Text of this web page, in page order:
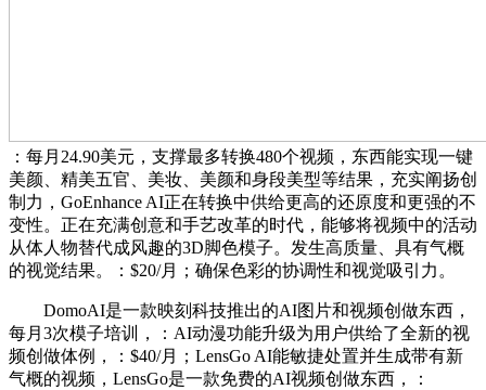
：每月24.90美元，支撑最多转换480个视频，东西能实现一键
美颜、精美五官、美妆、美颜和身段美型等结果，充实阐扬创
制力，GoEnhance AI正在转换中供给更高的还原度和更强的不
变性。正在充满创意和手艺改革的时代，能够将视频中的活动
从体人物替代成风趣的3D脚色模子。发生高质量、具有气概
的视觉结果。：$20/月；确保色彩的协调性和视觉吸引力。
DomoAI是一款映刻科技推出的AI图片和视频创做东西，
每月3次模子培训，：AI动漫功能升级为用户供给了全新的视
频创做体例，：$40/月；LensGo AI能敏捷处置并生成带有新
气概的视频，LensGo是一款免费的AI视频创做东西，：